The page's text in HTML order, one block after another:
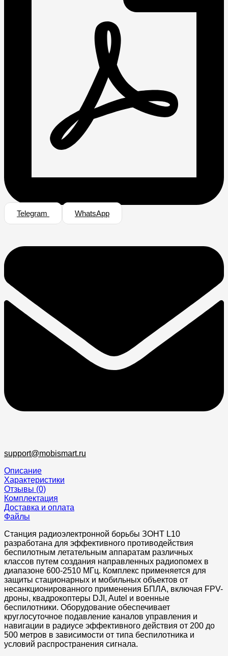
Telegram WhatsApp
support@mobismart.ru
Описание
Характеристики
Отзывы (0)
Комплектация
Доставка и оплата
Файлы
Станция радиоэлектронной борьбы ЗОНТ L10
разработана для эффективного противодействия
беспилотным летательным аппаратам различных
классов путем создания направленных радиопомех в
диапазоне 600-2510 МГц. Комплекс применяется для
защиты стационарных и мобильных объектов от
несанкционированного применения БПЛА, включая FPV-
дроны, квадрокоптеры DJI, Autel и военные
беспилотники. Оборудование обеспечивает
круглосуточное подавление каналов управления и
навигации в радиусе эффективного действия от 200 до
500 метров в зависимости от типа беспилотника и
условий распространения сигнала.